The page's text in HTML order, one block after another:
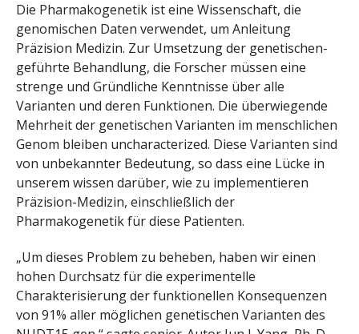
Die Pharmakogenetik ist eine Wissenschaft, die
genomischen Daten verwendet, um Anleitung
Präzision Medizin. Zur Umsetzung der genetischen-
geführte Behandlung, die Forscher müssen eine
strenge und Gründliche Kenntnisse über alle
Varianten und deren Funktionen. Die überwiegende
Mehrheit der genetischen Varianten im menschlichen
Genom bleiben uncharacterized. Diese Varianten sind
von unbekannter Bedeutung, so dass eine Lücke in
unserem wissen darüber, wie zu implementieren
Präzision-Medizin, einschließlich der
Pharmakogenetik für diese Patienten.
„Um dieses Problem zu beheben, haben wir einen
hohen Durchsatz für die experimentelle
Charakterisierung der funktionellen Konsequenzen
von 91% aller möglichen genetischen Varianten des